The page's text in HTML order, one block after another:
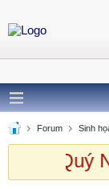
Forum Sinh
chào Quý